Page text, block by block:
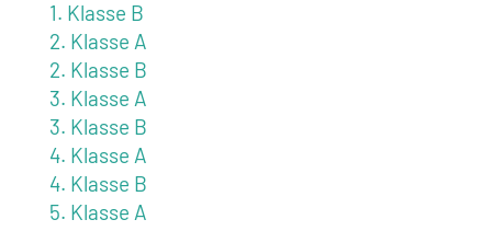
1. Klasse B
2. Klasse A
2. Klasse B
3. Klasse A
3. Klasse B
4. Klasse A
4. Klasse B
5. Klasse A